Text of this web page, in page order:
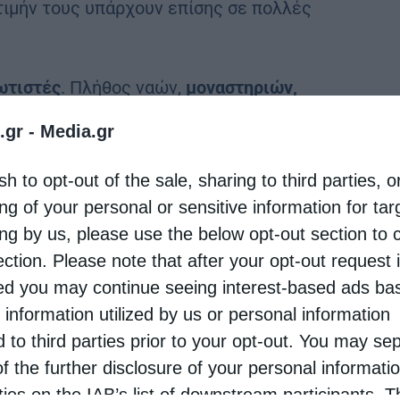
- Media.gr
to opt-out of the sale, sharing to third parties,
of your personal or sensitive information for
by us, please use the below opt-out section to
Please note that after your opt-out request
you may continue seeing interest-based ads
information utilized by us or personal information
to third parties prior to your opt-out. You may
the further disclosure of your personal
on the IAB’s list of downstream participants.
τους υπάρχουν επίσης σε πολλές
. Πλήθος ναών, μοναστηριών,
φέρουν το όνομά τους, ενώ η 24η Μαΐου
Σερβία, όπου υπάρχουν ιστορικοί ναοί και μονές
τους συνδέεται άμεσα με την ανάπτυξη της
Οχρίδας, οι Άγιοι Κύριλλος και Μεθόδιος
εκκλησιαστικής παράδοσης. Εκεί λειτουργούν
στη μνήμη τους.